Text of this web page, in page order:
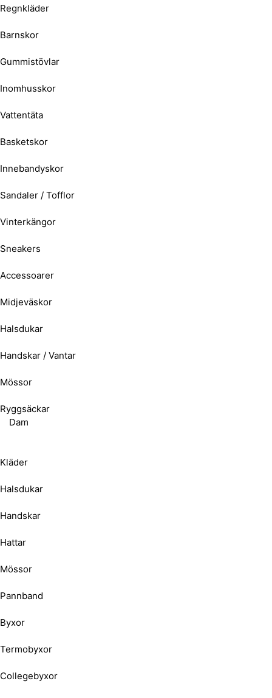
Regnkläder
Barnskor
Gummistövlar
Inomhusskor
Vattentäta
Basketskor
Innebandyskor
Sandaler / Tofflor
Vinterkängor
Sneakers
Accessoarer
Midjeväskor
Halsdukar
Handskar / Vantar
Mössor
Ryggsäckar
Dam
Kläder
Halsdukar
Handskar
Hattar
Mössor
Pannband
Byxor
Termobyxor
Collegebyxor